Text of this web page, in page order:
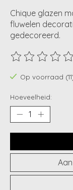
Chique glazen
fluwelen
gedecoreerd.
De beoordeling
Op voorraad
Hoeveelheid: